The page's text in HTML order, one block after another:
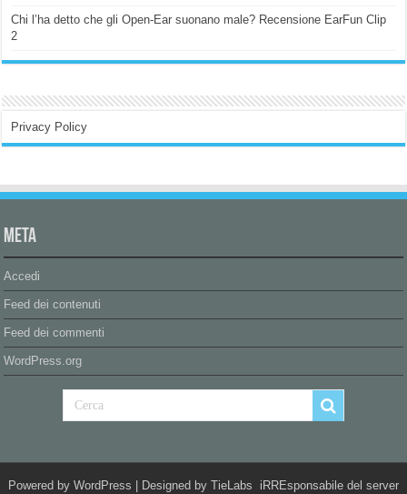
Chi l’ha detto che gli Open-Ear suonano male? Recensione EarFun Clip
2
Privacy Policy
Meta
Accedi
Feed dei contenuti
Feed dei commenti
WordPress.org
Powered by WordPress | Designed by TieLabs iRREsponsabile del server